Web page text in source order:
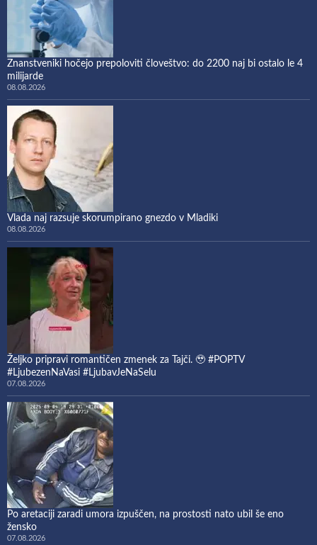
Znanstveniki hočejo prepoloviti človeštvo: do 2200 naj bi ostalo le 4
milijarde
08.08.2026
Vlada naj razsuje skorumpirano gnezdo v Mladiki
08.08.2026
Željko pripravi romantičen zmenek za Tajči. 🥹 #POPTV
#LjubezenNaVasi #LjubavJeNaSelu
07.08.2026
Po aretaciji zaradi umora izpuščen, na prostosti nato ubil še eno
žensko
07.08.2026